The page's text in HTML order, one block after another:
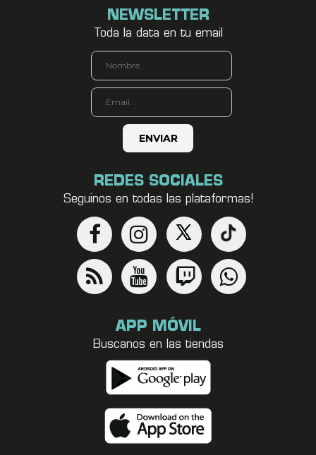
NEWSLETTER
Toda la data en tu email
REDES SOCIALES
Seguinos en todas las plataformas!
APP MÓVIL
Buscanos en las tiendas